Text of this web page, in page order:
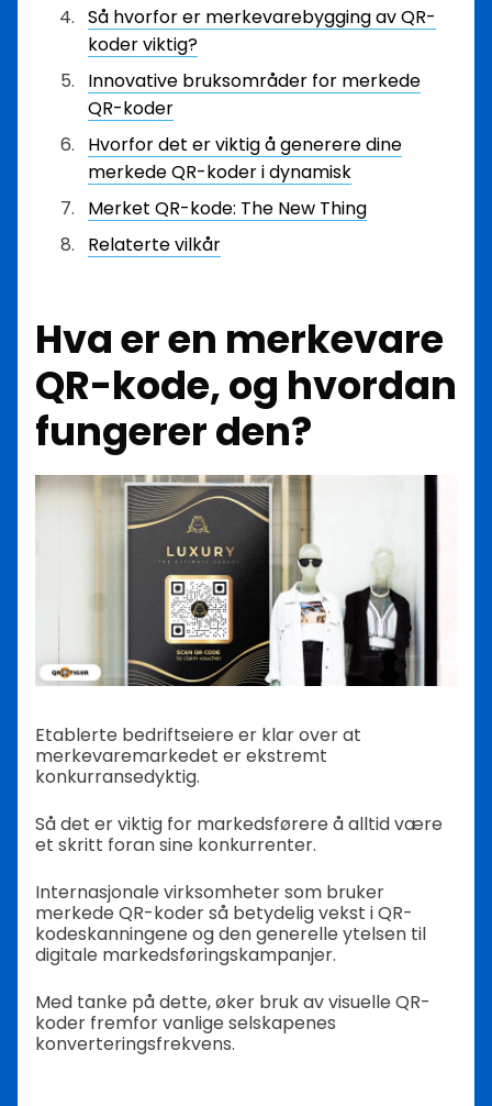
Så hvorfor er merkevarebygging av QR-
koder viktig?
Innovative bruksområder for merkede
QR-koder
Hvorfor det er viktig å generere dine
merkede QR-koder i dynamisk
Merket QR-kode: The New Thing
Relaterte vilkår
Hva er en merkevare
QR-kode, og hvordan
fungerer den?
Etablerte bedriftseiere er klar over at
merkevaremarkedet er ekstremt
konkurransedyktig.
Så det er viktig for markedsførere å alltid være
et skritt foran sine konkurrenter.
Internasjonale virksomheter som bruker
merkede QR-koder så betydelig vekst i QR-
kodeskanningene og den generelle ytelsen til
digitale markedsføringskampanjer.
Med tanke på dette, øker bruk av visuelle QR-
koder fremfor vanlige selskapenes
konverteringsfrekvens.